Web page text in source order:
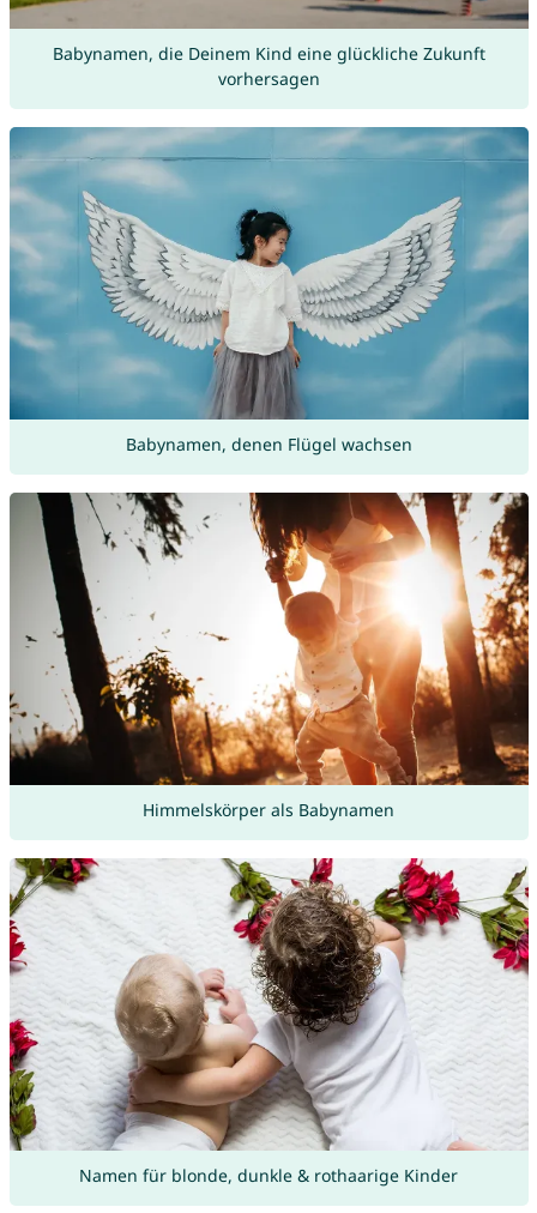
Babynamen, die Deinem Kind eine glückliche Zukunft
vorhersagen
Babynamen, denen Flügel wachsen
Himmelskörper als Babynamen
Namen für blonde, dunkle & rothaarige Kinder